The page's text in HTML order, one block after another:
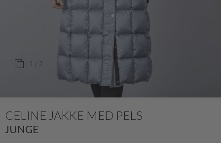
1 / 2
CELINE JAKKE MED PELS
JUNGE